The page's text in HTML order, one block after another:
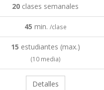
20 clases semanales
45 min. /clase
15 estudiantes (max.)
(10 media)
Detalles